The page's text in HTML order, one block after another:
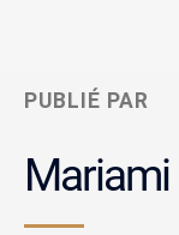
PUBLIÉ PAR